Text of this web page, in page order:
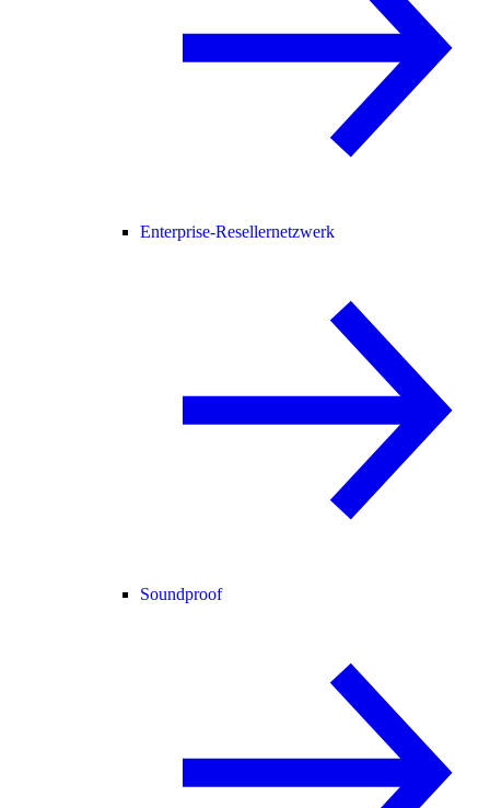
Enterprise-Resellernetzwerk
Soundproof